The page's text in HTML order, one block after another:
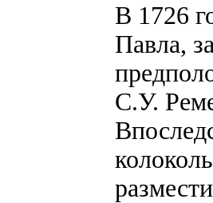
В 1726
Павла,
С.У.